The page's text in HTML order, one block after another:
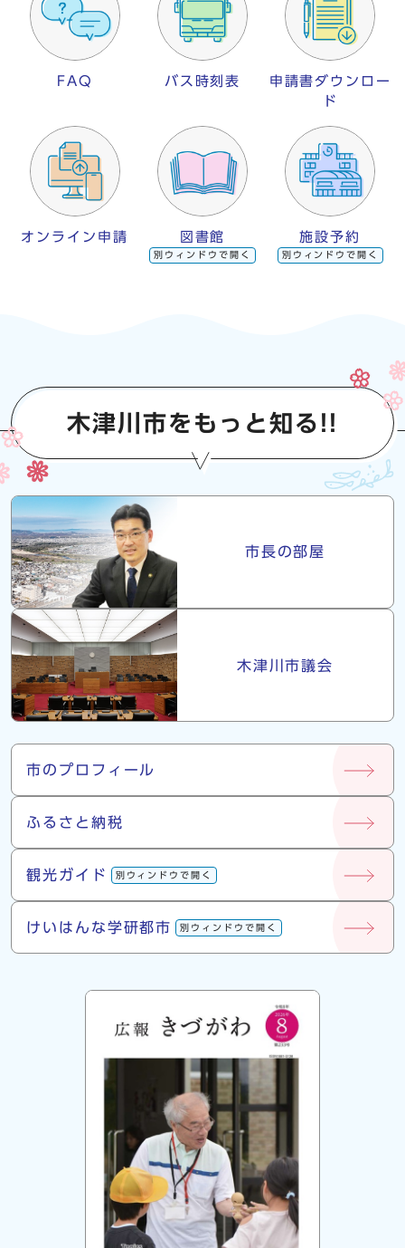
FAQ バス時刻表
申請書ダウンロー
ド
オンライン申請 図書館
別ウィンドウで開く
施設予約
別ウィンドウで開く
木津川市をもっと知る!!
市長・議会
市長の部屋
木津川市議会
市について
市のプロフィール
ふるさと納税
観光ガイド 別ウィンドウで開く
けいはんな学研都市 別ウィンドウで開く